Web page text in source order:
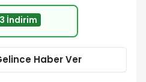
İndirim
Haber Ver